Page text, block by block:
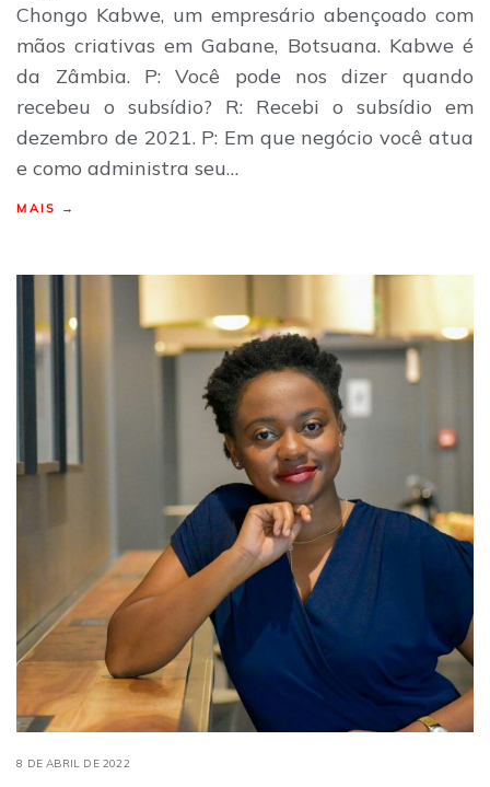
Chongo Kabwe, um empresário abençoado com
mãos criativas em Gabane, Botsuana. Kabwe é
da Zâmbia. P: Você pode nos dizer quando
recebeu o subsídio? R: Recebi o subsídio em
dezembro de 2021. P: Em que negócio você atua
e como administra seu…
MAIS →
8 DE ABRIL DE 2022